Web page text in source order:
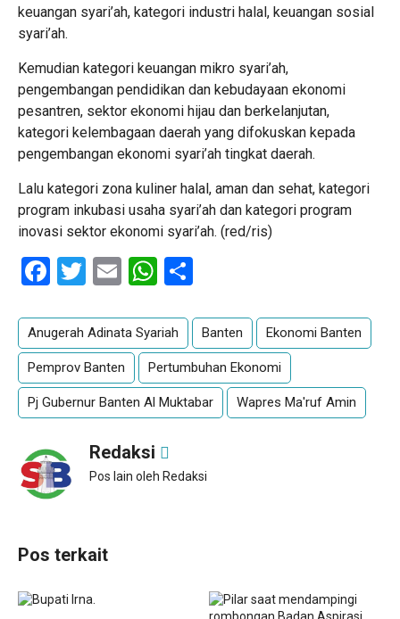
keuangan syari’ah, kategori industri halal, keuangan sosial
syari’ah.
Kemudian kategori keuangan mikro syari’ah,
pengembangan pendidikan dan kebudayaan ekonomi
pesantren, sektor ekonomi hijau dan berkelanjutan,
kategori kelembagaan daerah yang difokuskan kepada
pengembangan ekonomi syari’ah tingkat daerah.
Lalu kategori zona kuliner halal, aman dan sehat, kategori
program inkubasi usaha syari’ah dan kategori program
inovasi sektor ekonomi syari’ah. (red/ris)
Facebook
Twitter
EmailWhatsApp
Anugerah Adinata Syariah Banten Ekonomi Banten
Pemprov Banten Pertumbuhan Ekonomi
Pj Gubernur Banten Al Muktabar Wapres Ma'ruf Amin
Redaksi
Pos lain oleh Redaksi
Pos terkait